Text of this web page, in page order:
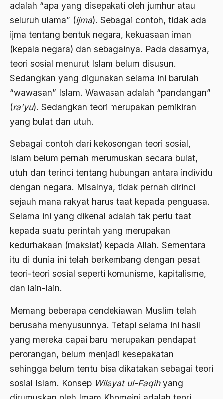
adalah “apa yang disepakati oleh jumhur atau
seluruh ulama” (ijma). Sebagai contoh, tidak ada
ijma tentang bentuk negara, kekuasaan iman
(kepala negara) dan sebagainya. Pada dasarnya,
teori sosial menurut Islam belum disusun.
Sedangkan yang digunakan selama ini barulah
“wawasan” Islam. Wawasan adalah “pandangan”
(ra’yu). Sedangkan teori merupakan pemikiran
yang bulat dan utuh.
Sebagai contoh dari kekosongan teori sosial,
Islam belum pernah merumuskan secara bulat,
utuh dan terinci tentang hubungan antara individu
dengan negara. Misalnya, tidak pernah dirinci
sejauh mana rakyat harus taat kepada penguasa.
Selama ini yang dikenal adalah tak perlu taat
kepada suatu perintah yang merupakan
kedurhakaan (maksiat) kepada Allah. Sementara
itu di dunia ini telah berkembang dengan pesat
teori-teori sosial seperti komunisme, kapitalisme,
dan lain-lain.
Memang beberapa cendekiawan Muslim telah
berusaha menyusunnya. Tetapi selama ini hasil
yang mereka capai baru merupakan pendapat
perorangan, belum menjadi kesepakatan
sehingga belum tentu bisa dikatakan sebagai teori
sosial Islam. Konsep Wilayat ul-Faqihyang
Alumni Sayid Al-Maliki
Alvin W. Gouldner
Amangkurat
ambisi politik
Ambivalen
ambon
Amerika
amerika serikat
Amien Rais
Amin Iskandar
Amir
Amir Syakib Arsalan
Amirn Rais
Anak ibrahim
Anatomi
Andi Mallarangeng
Andre Gide
Angkatan Laut AS